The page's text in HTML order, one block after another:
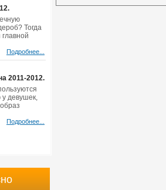
Тогда
Подробнее...
2011-2012.
девушек,
Подробнее...